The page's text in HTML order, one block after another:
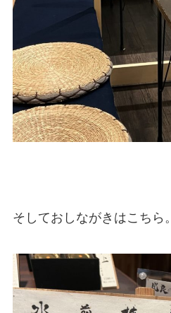
そしておしながきはこちら。